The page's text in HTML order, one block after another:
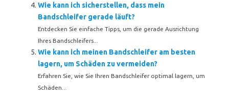
Wie kann ich sicherstellen, dass mein
Bandschleifer gerade läuft?
Entdecken Sie einfache Tipps, um die gerade Ausrichtung
Ihres Bandschleifers...
Wie kann ich meinen Bandschleifer am besten
lagern, um Schäden zu vermeiden?
Erfahren Sie, wie Sie Ihren Bandschleifer optimal lagern, um
Schäden...